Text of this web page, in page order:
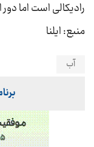
رادیکالی است اما
منبع: ایلنا
آب